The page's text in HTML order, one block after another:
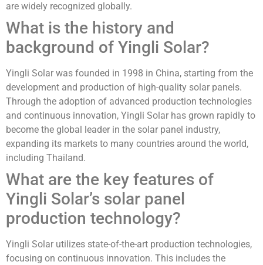
are widely recognized globally.
What is the history and
background of Yingli Solar?
Yingli Solar was founded in 1998 in China, starting from the
development and production of high-quality solar panels.
Through the adoption of advanced production technologies
and continuous innovation, Yingli Solar has grown rapidly to
become the global leader in the solar panel industry,
expanding its markets to many countries around the world,
including Thailand.
What are the key features of
Yingli Solar’s solar panel
production technology?
Yingli Solar utilizes state-of-the-art production technologies,
focusing on continuous innovation. This includes the